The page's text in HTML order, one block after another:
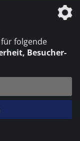
der
folgende
Besucher-